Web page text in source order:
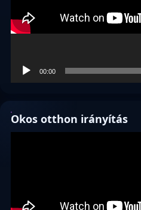
00:00
Okos otthon irányítás